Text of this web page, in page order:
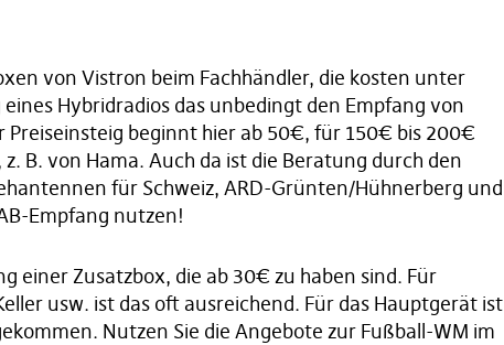
von Vistron beim Fachhändler, die kosten unter
Hybridradios das unbedingt den Empfang von
beginnt hier ab 50€, für 150€ bis 200€
B. von Hama. Auch da ist die Beratung durch den
für Schweiz, ARD-Grünten/Hühnerberg und
Empfang nutzen!
einer Zusatzbox, die ab 30€ zu haben sind. Für
usw. ist das oft ausreichend. Für das Hauptgerät ist
Nutzen Sie die Angebote zur Fußball-WM im